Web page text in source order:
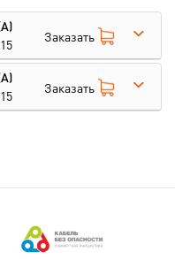
Заказать
Заказать